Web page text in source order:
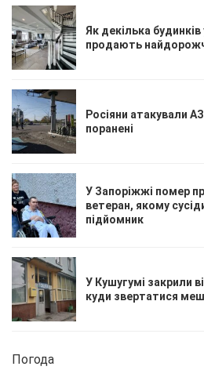
Як декілька
продають
Росіяни атакували
поранені
У Запоріжжі помер
ветеран, якому
підйомник
У Кушугумі закрили
куди звертатися
Погода